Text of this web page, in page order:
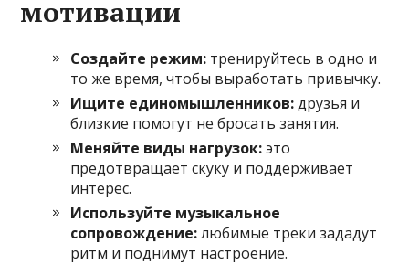
мотивации
Создайте режим: тренируйтесь в одно и
то же время, чтобы выработать привычку.
Ищите единомышленников:друзья и
близкие помогут не бросать занятия.
Меняйте виды нагрузок:это
предотвращает скуку и поддерживает
интерес.
Используйте музыкальное
сопровождение:любимые треки зададут
ритм и поднимут настроение.